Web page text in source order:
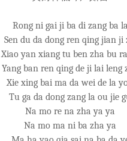
Rong ni gai ji ba di zang ba
Sen du da dong ren qing jian ji
Xiao yan xiang tu ben zha bu
Yang ban ren qing de ji lai leng
Xie xing bai ma da wei de la
Tu ga da dong zang la ou jie
Na mo re na zha ya ya
Na mo ma ni ba zha ya